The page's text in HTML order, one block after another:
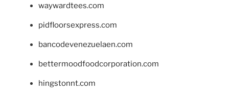
waywardtees.com
pidfloorsexpress.com
bancodevenezuelaen.com
bettermoodfoodcorporation.com
hingstonnt.com